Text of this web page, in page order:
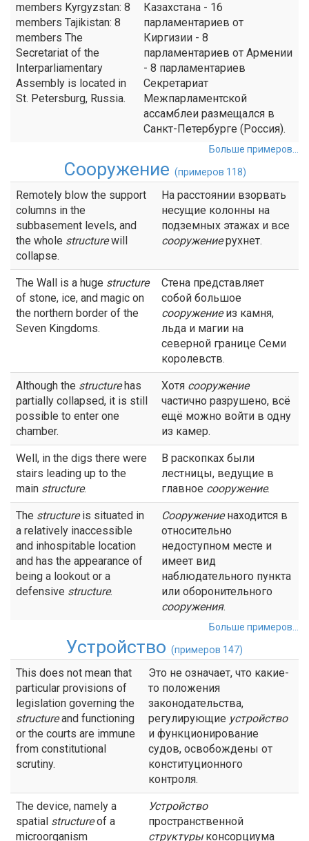
members Kyrgyzstan: 8
members Tajikistan: 8
members The
Secretariat of the
Interparliamentary
Assembly is located in
St. Petersburg, Russia.
Казахстана - 16
парламентариев от
Киргизии - 8
парламентариев от Армении
- 8 парламентариев
Секретариат
Межпарламентской
ассамблеи размещался в
Санкт-Петербурге (Россия).
Больше примеров...
Сооружение (примеров 118)
Remotely blow the support
columns in the
subbasement levels, and
the whole structurewill
collapse.
На расстоянии взорвать
несущие колонны на
подземных этажах и все
сооружениерухнет.
The Wall is a huge structure
of stone, ice, and magic on
the northern border of the
Seven Kingdoms.
Стена представляет
собой большое
сооружениеиз камня,
льда и магии на
северной границе Семи
королевств.
Although the structurehas
partially collapsed, it is still
possible to enter one
chamber.
Хотя сооружение
частично разрушено, всё
ещё можно войти в одну
из камер.
Well, in the digs there were
stairs leading up to the
main structure.
В раскопках были
лестницы, ведущие в
главное сооружение.
The structureis situated in
a relatively inaccessible
and inhospitable location
and has the appearance of
being a lookout or a
defensive structure.
Сооружениенаходится в
относительно
недоступном месте и
имеет вид
наблюдательного пункта
или оборонительного
сооружения.
Больше примеров...
Устройство (примеров 147)
This does not mean that
particular provisions of
legislation governing the
structureand functioning
or the courts are immune
from constitutional
scrutiny.
Это не означает, что какие-
то положения
законодательства,
регулирующие устройство
и функционирование
судов, освобождены от
конституционного
контроля.
The device, namely a
spatial structureof a
microorganism
Устройство
пространственной
структурыконсорциума